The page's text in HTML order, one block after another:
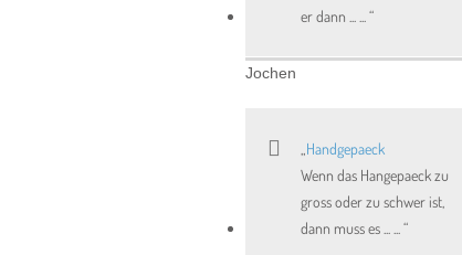
er dann ... ...
Jochen
Handgepaeck
Wenn das Hangepaeck zu
gross oder zu schwer ist,
dann muss es ... ...